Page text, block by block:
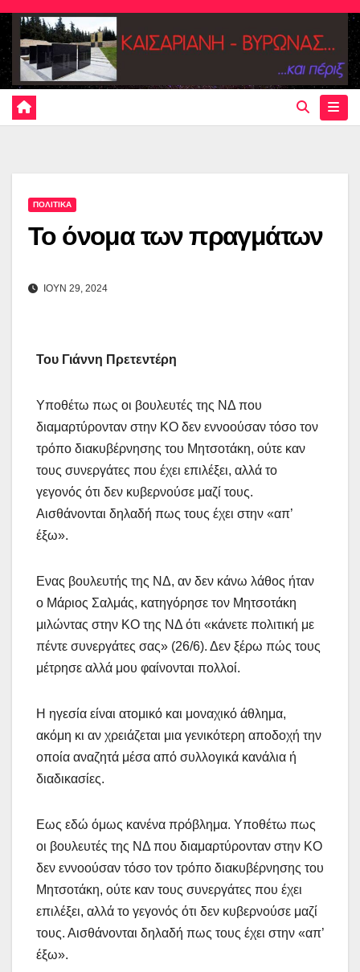
Skip
content
ΠΟΛΙΤΙΚΑ
Το όνομα των πραγμάτων
ΙΟΥΝ 29, 2024
Του Γιάννη Πρετεντέρη
Υποθέτω πως οι βουλευτές της ΝΔ που
διαμαρτύρονταν στην ΚΟ δεν εννοούσαν τόσο τον
τρόπο διακυβέρνησης του Μητσοτάκη, ούτε καν
τους συνεργάτες που έχει επιλέξει, αλλά το
γεγονός ότι δεν κυβερνούσε μαζί τους.
Αισθάνονται δηλαδή πως τους έχει στην «απ’
έξω».
Eνας βουλευτής της ΝΔ, αν δεν κάνω λάθος ήταν
ο Μάριος Σαλμάς, κατηγόρησε τον Μητσοτάκη
μιλώντας στην ΚΟ της ΝΔ ότι «κάνετε πολιτική με
πέντε συνεργάτες σας» (26/6). Δεν ξέρω πώς τους
μέτρησε αλλά μου φαίνονται πολλοί.
Η ηγεσία είναι ατομικό και μοναχικό άθλημα,
ακόμη κι αν χρειάζεται μια γενικότερη αποδοχή την
οποία αναζητά μέσα από συλλογικά κανάλια ή
διαδικασίες.
Εως εδώ όμως κανένα πρόβλημα. Υποθέτω πως
οι βουλευτές της ΝΔ που διαμαρτύρονταν στην ΚΟ
δεν εννοούσαν τόσο τον τρόπο διακυβέρνησης του
Μητσοτάκη, ούτε καν τους συνεργάτες που έχει
επιλέξει, αλλά το γεγονός ότι δεν κυβερνούσε μαζί
τους. Αισθάνονται δηλαδή πως τους έχει στην «απ’
έξω».